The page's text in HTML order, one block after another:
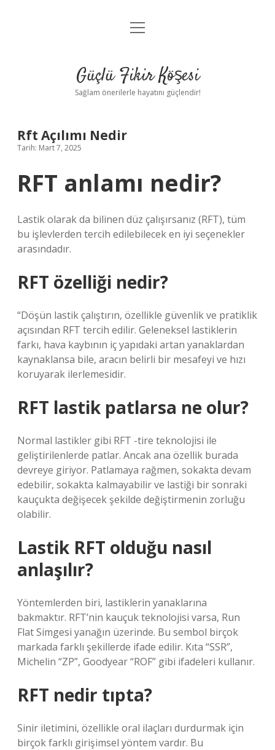
Anasayfa
Yasal Uyarı
menüyü
Güçlü Fikir Köşesi
Sağlam önerilerle hayatını güçlendir!
Rft Açılımı Nedir
Tarih: Mart 7, 2025
RFT anlamı nedir?
Lastik olarak da bilinen düz çalışırsanız (RFT), tüm
bu işlevlerden tercih edilebilecek en iyi seçenekler
arasındadır.
RFT özelliği nedir?
“Döşün lastik çalıştırın, özellikle güvenlik ve pratiklik
açısından RFT tercih edilir. Geleneksel lastiklerin
farkı, hava kaybının iç yapıdaki artan yanaklardan
kaynaklansa bile, aracın belirli bir mesafeyi ve hızı
koruyarak ilerlemesidir.
RFT lastik patlarsa ne olur?
Normal lastikler gibi RFT -tire teknolojisi ile
geliştirilenlerde patlar. Ancak ana özellik burada
devreye giriyor. Patlamaya rağmen, sokakta devam
edebilir, sokakta kalmayabilir ve lastiği bir sonraki
kauçukta değişecek şekilde değiştirmenin zorluğu
olabilir.
Lastik RFT olduğu nasıl
anlaşılır?
Yöntemlerden biri, lastiklerin yanaklarına
bakmaktır. RFT’nin kauçuk teknolojisi varsa, Run
Flat Simgesi yanağın üzerinde. Bu sembol birçok
markada farklı şekillerde ifade edilir. Kıta “SSR”,
Michelin “ZP”, Goodyear “ROF” gibi ifadeleri kullanır.
RFT nedir tıpta?
Sinir iletimini, özellikle oral ilaçları durdurmak için
birçok farklı girişimsel yöntem vardır. Bu